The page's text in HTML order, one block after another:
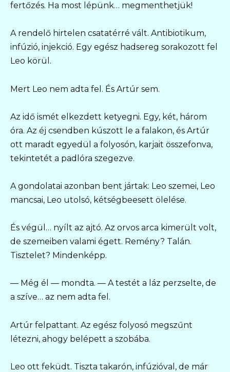
fertőzés. Ha most lépünk… megmenthetjük!
A rendelő hirtelen csatatérré vált. Antibiotikum,
infúzió, injekció. Egy egész hadsereg sorakozott fel
Leo körül.
Mert Leo nem adta fel. És Artúr sem.
Az idő ismét elkezdett ketyegni. Egy, két, három
óra. Az éj csendben kúszott le a falakon, és Artúr
ott maradt egyedül a folyosón, karjait összefonva,
tekintetét a padlóra szegezve.
A gondolatai azonban bent jártak: Leo szemei, Leo
mancsai, Leo utolsó, kétségbeesett ölelése.
És végül… nyílt az ajtó. Az orvos arca kimerült volt,
de szemeiben valami égett. Remény? Talán.
Tisztelet? Mindenképp.
— Még él — mondta. — A testét a láz perzselte, de
a szíve… az nem adta fel.
Artúr felpattant. Az egész folyosó megszűnt
létezni, ahogy belépett a szobába.
Leo ott feküdt. Tiszta takarón, infúzióval, de már